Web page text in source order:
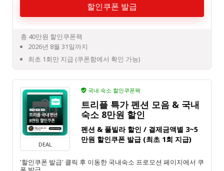
할인쿠폰 발급
총 40만원 할인쿠폰팩
2026년 8월 31일까지
최초 1회만 지급 (쿠폰함에서 확인 가능)
DEAL
국내 숙소 할인쿠폰팩
트리플 특가 펜션 모음 & 국내
숙소 8만원 할인
펜션 & 풀빌라 할인 / 결제금액별 3~5
만원 할인쿠폰 발급 (최초 1회 지급)
'할인쿠폰 발급' 클릭 후 이동한 국내숙소 프로모션 페이지에서 쿠